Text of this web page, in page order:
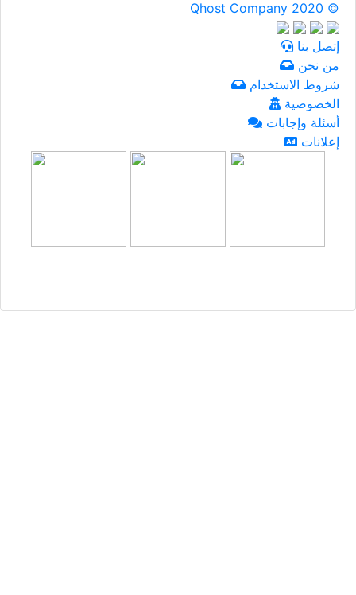
Qhost Company 2020 ©
إتصل بنا
من نحن
شروط الاستخدام
الخصوصية
أسئلة وإجابات
إعلانات